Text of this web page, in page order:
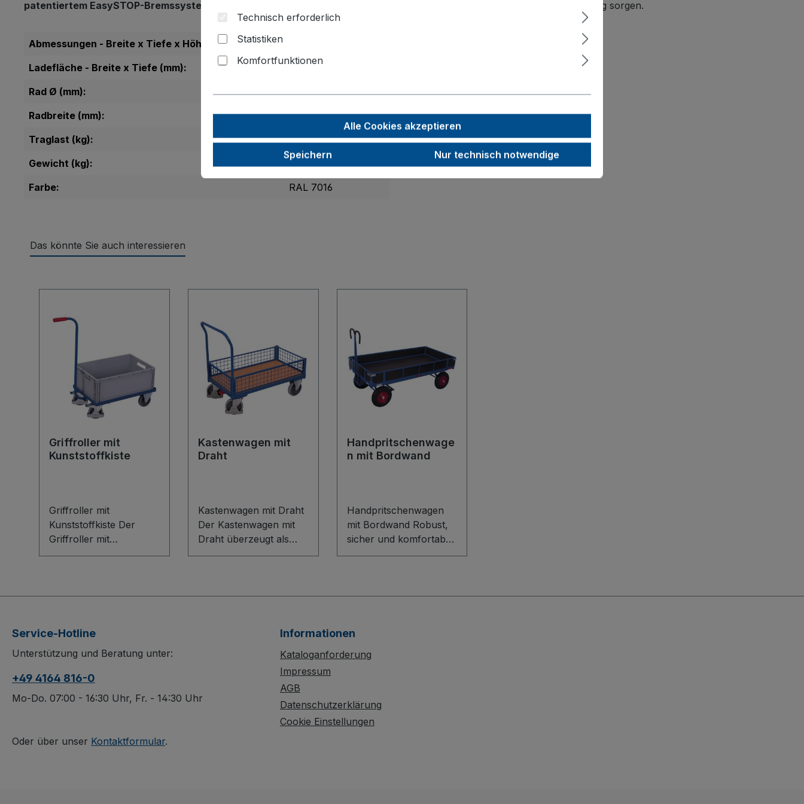
patentiertem EasySTOP-Bremssystem
und 2 Bockrollen inklusive Faden- und Fußschutz für komfortables, sicheres Handling sorgen.
Abmessungen - Breite x Tiefe x Höhe (mm):
Ladefläche - Breite x Tiefe (mm):
1010 x 550
Rad Ø (mm):
200
Radbreite (mm):
40
Traglast (kg):
500
Gewicht (kg):
35,0
Farbe:
RAL 7016
Das könnte Sie auch interessieren
Griffroller mit
Kunststoffkiste
Griffroller mit
Kunststoffkiste Der
Griffroller mit
Kunststoffkiste ist die
innerbetrieblichen
aus Stahl mit offener
Ladefläche und
Kunststoffkiste 600 x
400 mm (B/T) sorgt für
der dauerhaft
Kastenwagen mit
Draht
Kastenwagen mit Draht
Der Kastenwagen mit
Draht überzeugt als
flexibles Baukasten-
Anwendungen. Die
Ladefläche sorgt für
Stabilität, während
herausnehmbare Stirn-
und Längswände aus
Drahtgitter (50 x 50
mm, 200 mm hoch)
Handpritschenwage
n mit Bordwand
Handpritschenwagen
mit Bordwand Robust,
sicher und komfortabel
im Handling: Dieser
Schweißkonstruktion
ist der ideale Helfer für
Transportaufgaben im
Bordwände (Höhe 210
mm) mit
Service-Hotline
Unterstützung und Beratung unter:
+49 4164 816-0
Mo-Do. 07:00 - 16:30 Uhr, Fr. - 14:30 Uhr
Oder über unser Kontaktformular.
Informationen
Kataloganforderung
Impressum
AGB
Datenschutzerklärung
Cookie Einstellungen
Technisch erforderlich
Statistiken
Komfortfunktionen
Alle Cookies akzeptieren
Speichern Nur technisch notwendige